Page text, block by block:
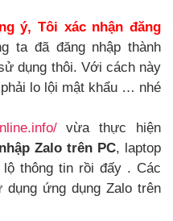
ý, Tôi xác nhận đăng
ta đã đăng nhập thành
dụng thôi. Với cách này
lo lội mật khẩu … nhé
vừa thực hiện
Zalo trên PC, laptop
thông tin rồi đấy . Các
ứng dụng Zalo trên